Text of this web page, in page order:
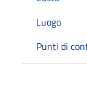
Luogo
Punti di